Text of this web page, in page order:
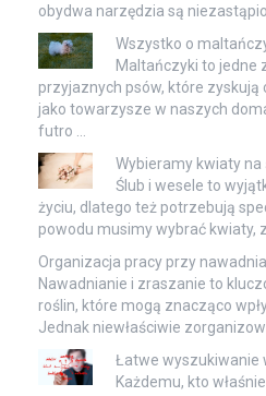
obydwa narzędzia są
Wszystko o
Maltańczyki to jedne
przyjaznych psów, które
jako towarzysze w naszych
futro …
Wybieramy kwiaty na
Ślub i wesele to
życiu, dlatego też potrzebują
powodu musimy wybrać kwiaty, z
Organizacja pracy przy
Nawadnianie i zraszanie to
roślin, które mogą znacząco
Jednak niewłaściwie
Łatwe wyszukiwanie
Każdemu, kto